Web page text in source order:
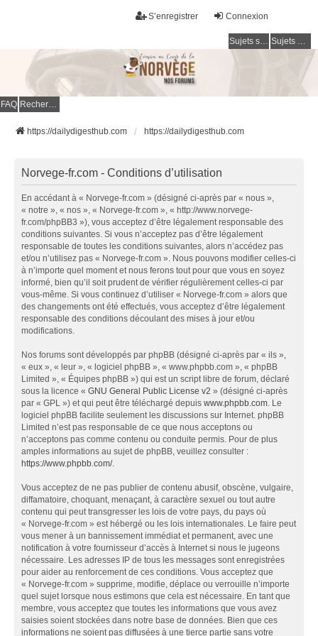
Connexion
S’enregistrer
Sujets sans réponse Sujets actifs
FAQ Rechercher
https://dailydigesthub.com https://dailydigesthub.com
Norvege-fr.com - Conditions d’utilisation
En accédant à « Norvege-fr.com » (désigné ci-après par « nous »,
« notre », « nos », « Norvege-fr.com », « http://www.norvege-
fr.com/phpBB3 »), vous acceptez d’être légalement responsable des
conditions suivantes. Si vous n’acceptez pas d’être légalement
responsable de toutes les conditions suivantes, alors n’accédez pas
et/ou n’utilisez pas « Norvege-fr.com ». Nous pouvons modifier celles-ci
à n’importe quel moment et nous ferons tout pour que vous en soyez
informé, bien qu’il soit prudent de vérifier régulièrement celles-ci par
vous-même. Si vous continuez d’utiliser « Norvege-fr.com » alors que
des changements ont été effectués, vous acceptez d’être légalement
responsable des conditions découlant des mises à jour et/ou
modifications.
Nos forums sont développés par phpBB (désigné ci-après par « ils »,
« eux », « leur », « logiciel phpBB », « www.phpbb.com », « phpBB
Limited », « Équipes phpBB ») qui est un script libre de forum, déclaré
sous la licence « GNU General Public License v2 » (désigné ci-après
par « GPL ») et qui peut être téléchargé depuis www.phpbb.com. Le
logiciel phpBB facilite seulement les discussions sur Internet. phpBB
Limited n’est pas responsable de ce que nous acceptons ou
n’acceptons pas comme contenu ou conduite permis. Pour de plus
amples informations au sujet de phpBB, veuillez consulter :
https://www.phpbb.com/.
Vous acceptez de ne pas publier de contenu abusif, obscène, vulgaire,
diffamatoire, choquant, menaçant, à caractère sexuel ou tout autre
contenu qui peut transgresser les lois de votre pays, du pays où
« Norvege-fr.com » est hébergé ou les lois internationales. Le faire peut
vous mener à un bannissement immédiat et permanent, avec une
notification à votre fournisseur d’accès à Internet si nous le jugeons
nécessaire. Les adresses IP de tous les messages sont enregistrées
pour aider au renforcement de ces conditions. Vous acceptez que
« Norvege-fr.com » supprime, modifie, déplace ou verrouille n’importe
quel sujet lorsque nous estimons que cela est nécessaire. En tant que
membre, vous acceptez que toutes les informations que vous avez
saisies soient stockées dans notre base de données. Bien que ces
informations ne soient pas diffusées à une tierce partie sans votre